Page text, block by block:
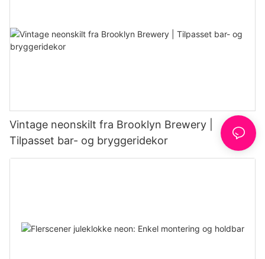
Vintage neonskilt fra Brooklyn Brewery |
Tilpasset bar- og bryggeridekor